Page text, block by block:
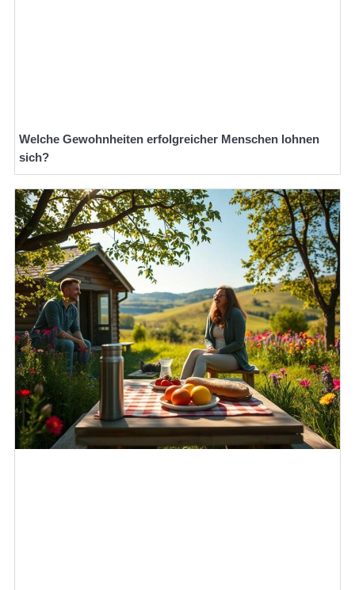
Welche Gewohnheiten erfolgreicher Menschen lohnen
sich?